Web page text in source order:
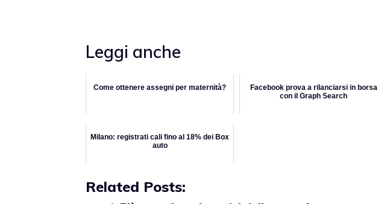
Leggi anche
Come ottenere assegni per maternità?
Facebook prova a rilanciarsi in borsa
con il Graph Search
Milano: registrati cali fino al 18% dei Box
auto
Related Posts: